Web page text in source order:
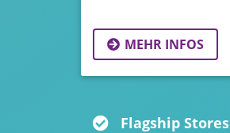
MEHR INFOS
Flagship Stores